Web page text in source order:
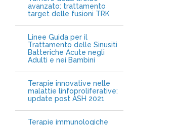
avanzato: trattamento
target delle fusioni TRK
Linee Guida per il
Trattamento delle Sinusiti
Batteriche Acute negli
Adulti e nei Bambini
Terapie innovative nelle
malattie linfoproliferative:
update post ASH 2021
Terapie immunologiche